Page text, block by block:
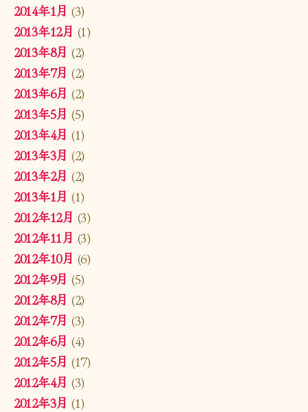
2014年1月 (3)
2013年12月 (1)
2013年8月 (2)
2013年7月 (2)
2013年6月 (2)
2013年5月 (5)
2013年4月 (1)
2013年3月 (2)
2013年2月 (2)
2013年1月 (1)
2012年12月 (3)
2012年11月 (3)
2012年10月 (6)
2012年9月 (5)
2012年8月 (2)
2012年7月 (3)
2012年6月 (4)
2012年5月 (17)
2012年4月 (3)
2012年3月 (1)